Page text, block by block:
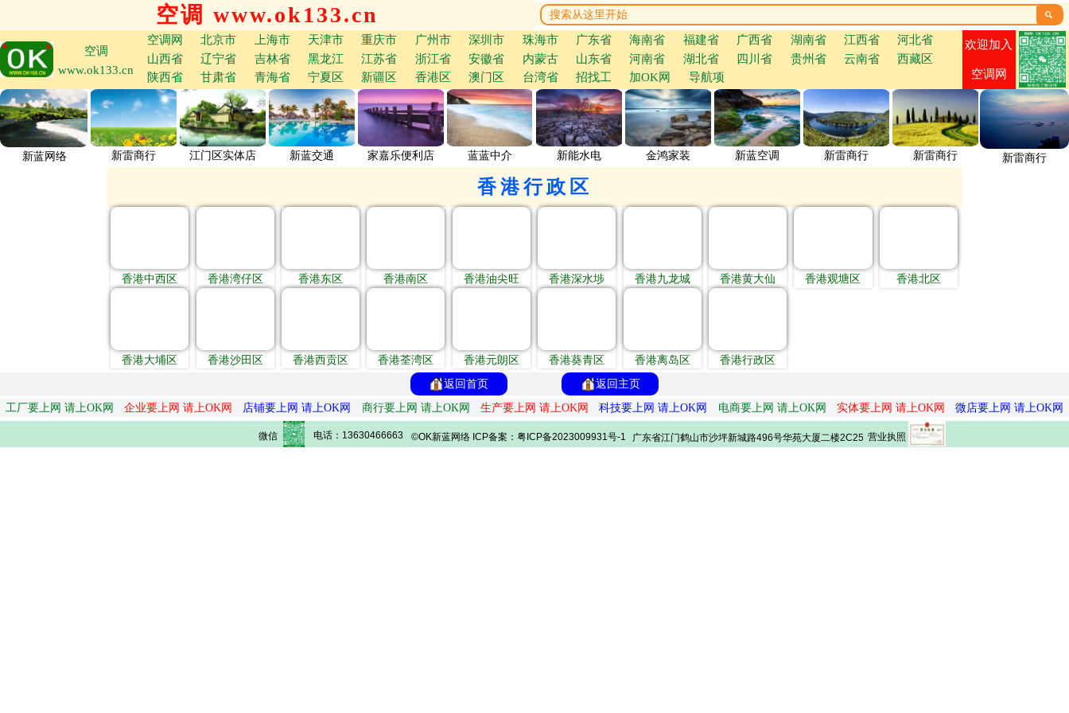
空调 www.ok133.cn 
空调
www.ok133.cn
空调网 北京市 上海市 天津市 重庆市 广州市 深圳市 珠海市 广东省 海南省 福建省 广西省 湖南省 江西省
河北省
山西省
辽宁省 吉林省 黑龙江 江苏省 浙江省 安徽省 内蒙古 山东省 河南省 湖北省 四川省 贵州省 云南省
西藏区
陕西省
甘肃省 青海省 宁夏区 新疆区 香港区 澳门区 台湾省 招找工 加OK网 导航项
欢迎加入
空调网
新蓝网络 新雷商行 江门区实体店 新蓝交通 家嘉乐便利店 蓝蓝中介 新能水电 金鸿家装 新蓝空调 新雷商行 新雷商行 新雷商行
香港行政区
香港中西区 香港湾仔区 香港东区 香港南区 香港油尖旺 香港深水埗 香港九龙城 香港黄大仙 香港观塘区 香港北区
香港大埔区 香港沙田区 香港西贡区 香港荃湾区 香港元朗区 香港葵青区 香港离岛区
香港行政区
返回首页
返回主页
工厂要上网 请上OK网
企业要上网 请上OK网 店铺要上网 请上OK网 商行要上网 请上OK网 生产要上网 请上OK网 科技要上网 请上OK网 电商要上网 请上OK网 实体要上网 请上OK网 微店要上网 请上OK网
微信 电话：13630466663 ©OK新蓝网络 ICP备案：粤ICP备2023009931号-1 广东省江门鹤山市沙坪新城路496号华苑大厦二楼2C25 营业执照